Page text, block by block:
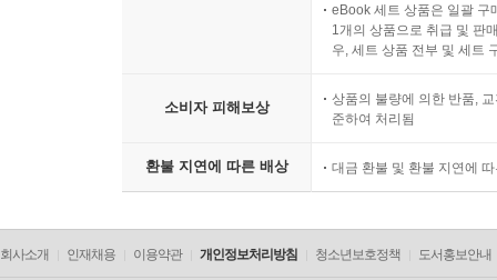
eBook 세트 상품은 일괄 구
1개의 상품으로 취급 및 판
우, 세트 상품 전부 및 세트
소비자 피해보상
상품의 불량에 의한 반품,
준하여 처리됨
환불 지연에 따른 배상 대금 환불 및 환불 지연에
회사소개 인재채용 이용약관 개인정보처리방침 청소년보호정책 도서홍보안내